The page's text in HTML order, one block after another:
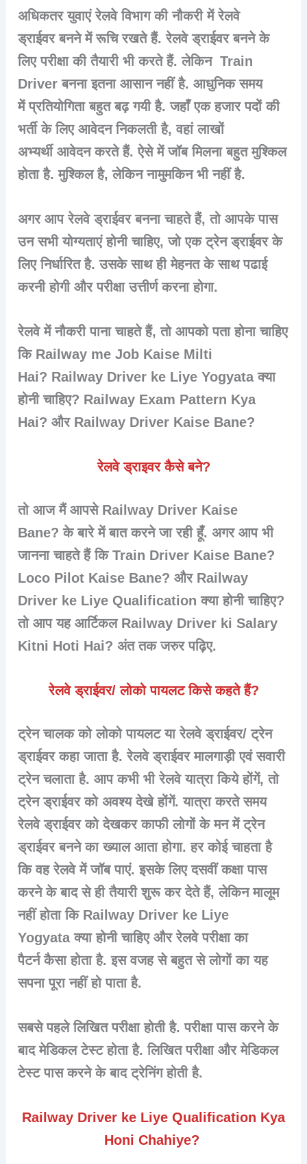
अधिकतर युवाएं रेलवे विभाग की नौकरी में रेलवे
ड्राईवर बनने में रूचि रखते हैं. रेलवे ड्राईवर बनने के
लिए परीक्षा की तैयारी भी करते हैं. लेकिन Train
Driver बनना इतना आसान नहीं है. आधुनिक समय
में प्रतियोगिता बहुत बढ़ गयी है. जहाँ एक हजार पदों की
भर्ती के लिए आवेदन निकलती है, वहां लाखों
अभ्यर्थी आवेदन करते हैं. ऐसे में जॉब मिलना बहुत मुश्किल
होता है. मुश्किल है, लेकिन नामुमकिन भी नहीं है.
अगर आप रेलवे ड्राईवर बनना चाहते हैं, तो आपके पास
उन सभी योग्यताएं होनी चाहिए, जो एक ट्रेन ड्राईवर के
लिए निर्धारित है. उसके साथ ही मेहनत के साथ पढाई
करनी होगी और परीक्षा उत्तीर्ण करना होगा.
रेलवे में नौकरी पाना चाहते हैं, तो आपको पता होना चाहिए
कि Railway me Job Kaise Milti
Hai? Railway Driver ke Liye Yogyata क्या
होनी चाहिए? Railway Exam Pattern Kya
Hai? और Railway Driver Kaise Bane?
रेलवे ड्राइवर कैसे बने?
तो आज मैं आपसे Railway Driver Kaise
Bane? के बारे में बात करने जा रही हूँ. अगर आप भी
जानना चाहते हैं कि Train Driver Kaise Bane?
Loco Pilot Kaise Bane? और Railway
Driver ke Liye Qualification क्या होनी चाहिए?
तो आप यह आर्टिकल Railway Driver ki Salary
Kitni Hoti Hai? अंत तक जरुर पढ़िए.
रेलवे ड्राईवर/ लोको पायलट किसे कहते हैं?
ट्रेन चालक कोलोको पायलटया रेलवे ड्राईवर/ ट्रेन
ड्राईवर कहा जाता है. रेलवे ड्राईवर मालगाड़ी एवं सवारी
ट्रेन चलाता है. आप कभी भी रेलवे यात्रा किये होंगें, तो
ट्रेन ड्राईवर को अवश्य देखे होंगें. यात्रा करते समय
रेलवे ड्राईवर को देखकर काफी लोगों के मन में ट्रेन
ड्राईवर बनने का ख्याल आता होगा. हर कोई चाहता है
कि वह रेलवे में जॉब पाएं. इसके लिए दसवीं कक्षा पास
करने के बाद से ही तैयारी शुरू कर देते हैं, लेकिन मालूम
नहीं होता कि Railway Driver ke Liye
Yogyata क्या होनी चाहिए औररेलवे परीक्षा का
पैटर्नकैसा होता है. इस वजह से बहुत से लोगों का यह
सपना पूरा नहीं हो पाता है.
सबसे पहलेलिखित परीक्षाहोती है. परीक्षा पास करने के
बाद मेडिकल टेस्ट होता है. लिखित परीक्षा और मेडिकल
टेस्ट पास करने के बादट्रेनिंगहोती है.
Railway Driver ke Liye Qualification Kya
Honi Chahiye?